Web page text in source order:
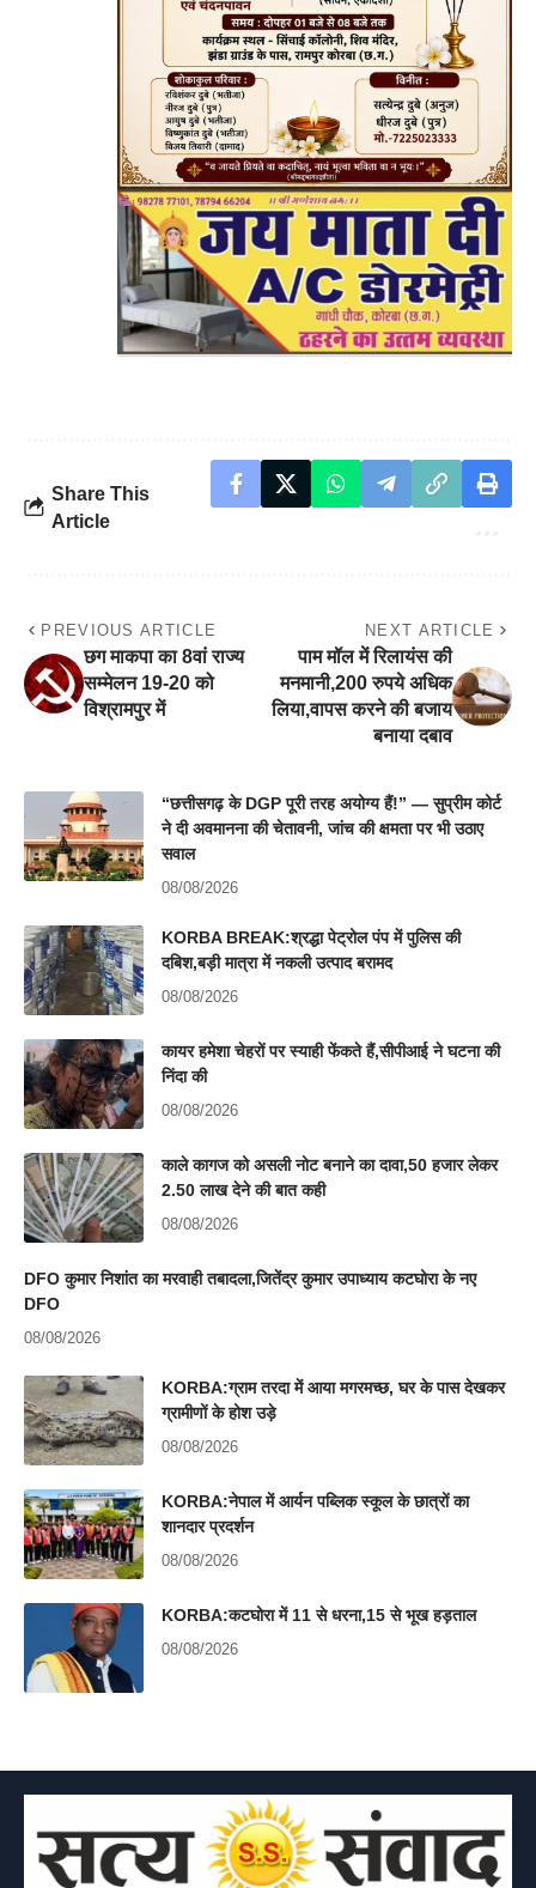
Share This
Article
PREVIOUS ARTICLE
छग माकपा का 8वां राज्य
सम्मेलन 19-20 को
विश्रामपुर में
NEXT ARTICLE
पाम मॉल में रिलायंस की
मनमानी,200 रुपये अधिक
लिया,वापस करने की बजाय
बनाया दबाव
“छत्तीसगढ़ के DGP पूरी तरह अयोग्य हैं!” — सुप्रीम कोर्ट
ने दी अवमानना की चेतावनी, जांच की क्षमता पर भी उठाए
सवाल
08/08/2026
KORBA BREAK:श्रद्धा पेट्रोल पंप में पुलिस की
दबिश,बड़ी मात्रा में नकली उत्पाद बरामद
08/08/2026
कायर हमेशा चेहरों पर स्याही फेंकते हैं,सीपीआई ने घटना की
निंदा की
08/08/2026
काले कागज को असली नोट बनाने का दावा,50 हजार लेकर
2.50 लाख देने की बात कही
08/08/2026
DFO कुमार निशांत का मरवाही तबादला,जितेंद्र कुमार उपाध्याय कटघोरा के नए
DFO
08/08/2026
KORBA:ग्राम तरदा में आया मगरमच्छ, घर के पास देखकर
ग्रामीणों के होश उड़े
08/08/2026
KORBA:नेपाल में आर्यन पब्लिक स्कूल के छात्रों का
शानदार प्रदर्शन
08/08/2026
KORBA:कटघोरा में 11 से धरना,15 से भूख हड़ताल
08/08/2026